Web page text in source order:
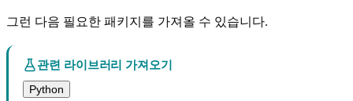
그런 다음 필요한 패키지를 가져올 수 있습니다.
관련 라이브러리 가져오기
Python